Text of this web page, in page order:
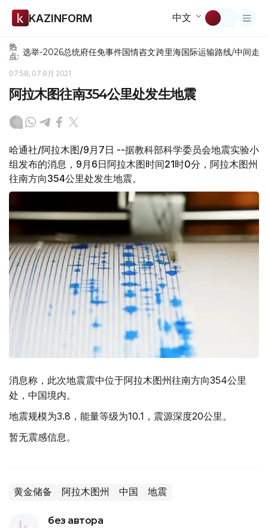
KAZINFORM 中文
热
点: 选举-2026总统府任免事件国情咨文跨里海国际运输路线/中间走廊
07:58, 07 9月 2021
阿拉木图往南354公里处发生地震
哈通社/阿拉木图/9月7日 --据教科部科学委员会地震实验小
组发布的消息，9月6日阿拉木图时间21时0分，阿拉木图州
往南方向354公里处发生地震。
消息称，此次地震震中位于阿拉木图州往南方向354公里
处，中国境内。
地震规模为3.8，能量等级为10.1，震源深度20公里。
暂无震感信息。
黄金储备 阿拉木图州 中国 地震
без автора